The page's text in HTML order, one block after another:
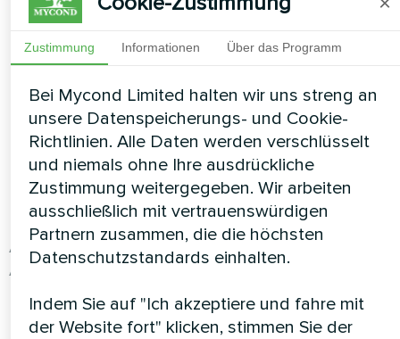
Mehrkosten im ersten Jahr.
Praxisbeispiele aus
Deutschland
IT-Büro Hamburg
Ausgangssituation: 450 m² Büro mit 25
Arbeitsplätzen
Lösung:
Zustimmung Informationen Über das Programm
Bei Mycond Limited halten wir uns streng an
unsere Datenspeicherungs- und Cookie-
Richtlinien. Alle Daten werden verschlüsselt
und niemals ohne Ihre ausdrückliche
Zustimmung weitergegeben. Wir arbeiten
ausschließlich mit vertrauenswürdigen
Partnern zusammen, die die höchsten
Datenschutzstandards einhalten.
Indem Sie auf "Ich akzeptiere und fahre mit
der Website fort" klicken, stimmen Sie der